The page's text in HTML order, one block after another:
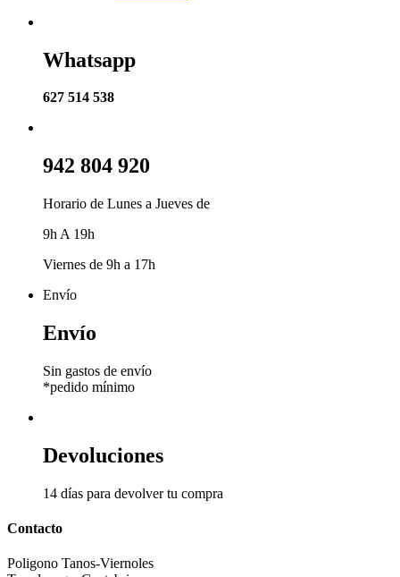
Whatsapp
627 514 538
942 804 920
Horario de Lunes a Jueves de
9h A 19h
Viernes de 9h a 17h
Envío
Envío
Sin gastos de envío
*pedido mínimo
Devoluciones
14 días para devolver tu compra
Contacto
Poligono Tanos-Viernoles